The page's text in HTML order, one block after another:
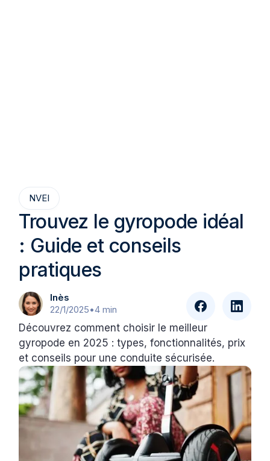
NVEI
Trouvez le gyropode idéal
: Guide et conseils
pratiques
Inès
22/1/2025•4 min
Découvrez comment choisir le meilleur
gyropode en 2025 : types, fonctionnalités, prix
et conseils pour une conduite sécurisée.